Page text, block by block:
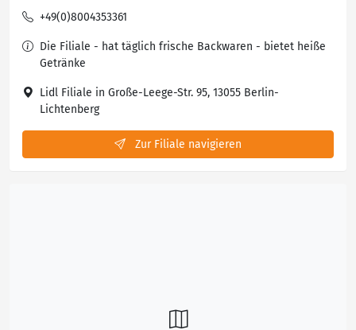
+49(0)8004353361
Die Filiale - hat täglich frische Backwaren - bietet heiße
Getränke
Lidl Filiale in Große-Leege-Str. 95, 13055 Berlin-
Lichtenberg
Zur Filiale navigieren